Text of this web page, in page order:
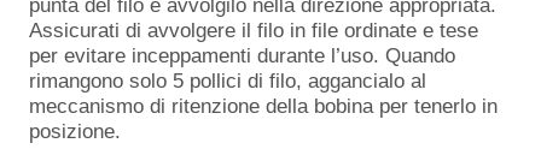
punta del filo e avvolgilo nella direzione appropriata.
Assicurati di avvolgere il filo in file ordinate e tese
per evitare inceppamenti durante l’uso. Quando
rimangono solo 5 pollici di filo, aggancialo al
meccanismo di ritenzione della bobina per tenerlo in
posizione.